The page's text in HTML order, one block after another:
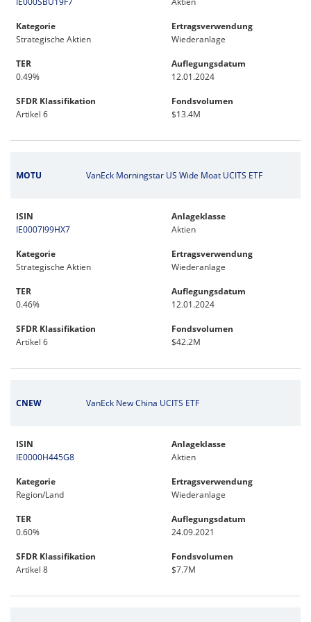
Kategorie
Strategische Aktien
Ertragsverwendung
Wiederanlage
TER
0.49%
Auflegungsdatum
12.01.2024
SFDR Klassifikation
Artikel 6
Fondsvolumen
$13.4M
MOTU VanEck Morningstar US Wide Moat UCITS ETF
ISIN
IE0007I99HX7
Anlageklasse
Aktien
Kategorie
Strategische Aktien
Ertragsverwendung
Wiederanlage
TER
0.46%
Auflegungsdatum
12.01.2024
SFDR Klassifikation
Artikel 6
Fondsvolumen
$42.2M
CNEW VanEck New China UCITS ETF
ISIN
IE0000H445G8
Anlageklasse
Aktien
Kategorie
Region/Land
Ertragsverwendung
Wiederanlage
TER
0.60%
Auflegungsdatum
24.09.2021
SFDR Klassifikation
Artikel 8
Fondsvolumen
$7.7M